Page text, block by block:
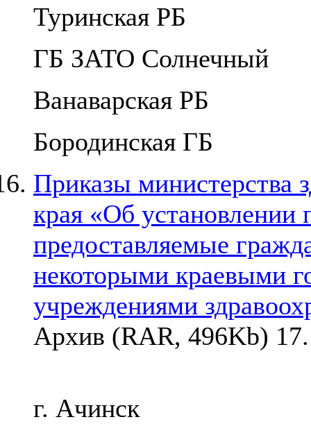
Туринская РБ
ГБ ЗАТО Солнечный
Ванаварская РБ
Бородинская ГБ
Приказы министерства
края «Об установлении
предоставляемые
некоторыми краевыми
учреждениями
Архив (RAR, 496Kb)
г. Ачинск